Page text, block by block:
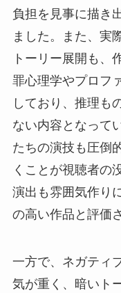
負担を見事に描き
ました。また、実
トーリー展開も、
罪心理学やプロフ
しており、推理も
ない内容となって
たちの演技も圧倒
くことが視聴者の
演出も雰囲気作り
の高い作品と評価
一方で、ネガティ
気が重く、暗いト